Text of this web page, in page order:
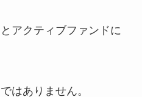
アクティブファンドに
はありません。